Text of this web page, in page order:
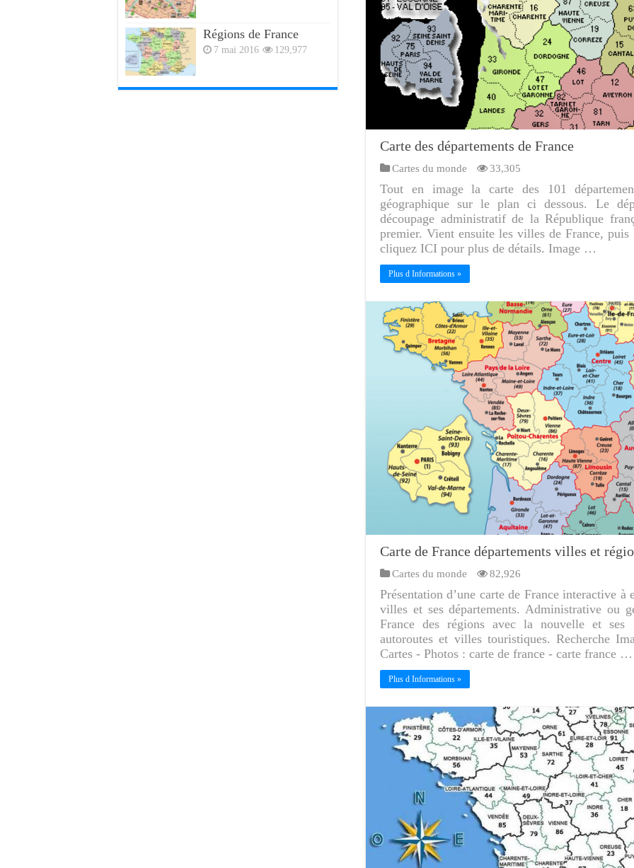
Carte des départements de France
Cartes du monde 33,305
Tout en image la carte des 101
géographique sur le plan ci dessous. Le
découpage administratif de la République
premier. Vient ensuite les villes de France,
cliquez ICI pour plus de détails. Image …
Plus d Informations »
Carte de France départements villes et
Cartes du monde 82,926
Présentation d’une carte de France interactive
villes et ses départements. Administrative ou
France des régions avec la nouvelle et ses
autoroutes et villes touristiques. Recherche
Cartes - Photos : carte de france - carte france …
Plus d Informations »
Régions de France
7 mai 2016 129,977